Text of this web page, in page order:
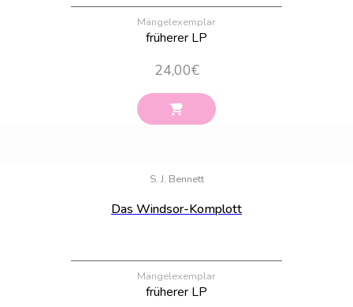
Mängelexemplar
früherer LP
24,00€
S. J. Bennett
Das Windsor-Komplott
Mängelexemplar
früherer LP